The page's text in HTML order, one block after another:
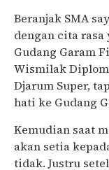
Beranjak SMA
dengan cita rasa
Gudang Garam
Wismilak
Djarum Super,
hati ke Gudang
Kemudian saat
akan setia
tidak. Justru